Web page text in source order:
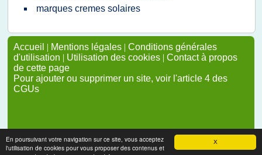
X
En poursuivant votre navigation sur ce site, vous acceptez
l'utilisation de cookies pour vous proposer des contenus et
marques cremes solaires
Accueil | Mentions légales | Conditions générales
d'utilisation | Utilisation des cookies | Contact à propos
de cette page
Pour ajouter ou supprimer un site, voir l'article 4 des
CGUs